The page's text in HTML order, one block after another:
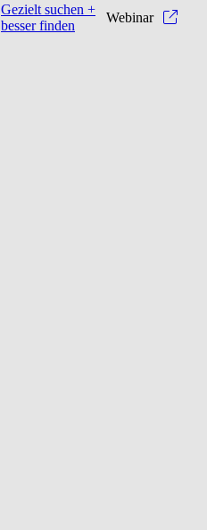
Gezielt suchen +
besser finden
Webinar